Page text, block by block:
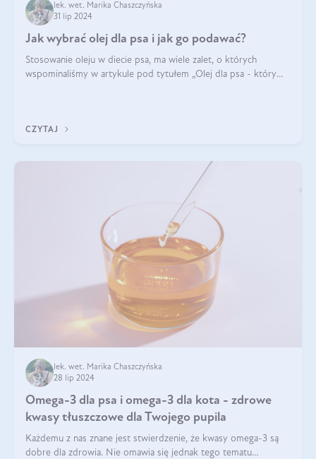
lek. wet. Marika Chaszczyńska
31 lip 2024
Jak wybrać olej dla psa i jak go podawać?
Stosowanie oleju w diecie psa, ma wiele zalet, o których
wspominaliśmy w artykule pod tytułem „Olej dla psa - który
CZYTAJ
lek. wet. Marika Chaszczyńska
28 lip 2024
Omega-3 dla psa i omega-3 dla kota - zdrowe
kwasy tłuszczowe dla Twojego pupila
Każdemu z nas znane jest stwierdzenie, że kwasy omega-3 są
dobre dla zdrowia. Nie omawia się jednak tego tematu